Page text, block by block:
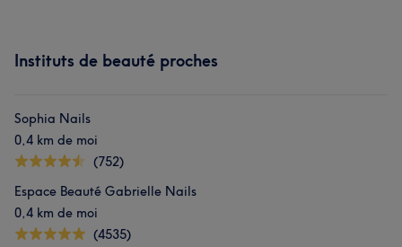
Instituts de beauté proches
Sophia Nails
0,4 km de moi
(752)
Espace Beauté Gabrielle Nails
0,4 km de moi
(4535)